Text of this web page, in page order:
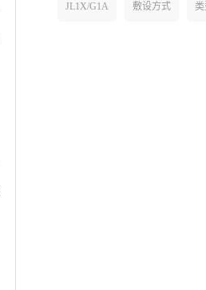
JL1X/G1A 敷设方式